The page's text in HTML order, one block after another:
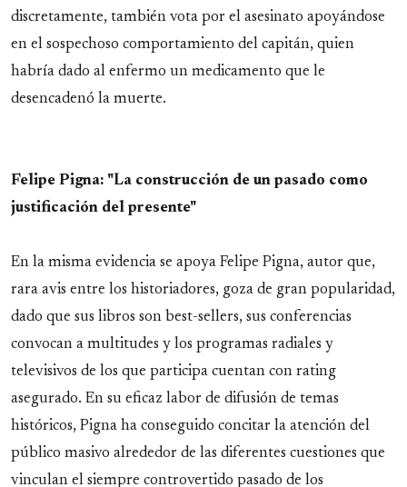
discretamente, también vota por el asesinato apoyándose
en el sospechoso comportamiento del capitán, quien
habría dado al enfermo un medicamento que le
desencadenó la muerte.
Felipe Pigna: "La construcción de un pasado como
justificación del presente"
En la misma evidencia se apoya Felipe Pigna, autor que,
rara avis entre los historiadores, goza de gran popularidad,
dado que sus libros son best-sellers, sus conferencias
convocan a multitudes y los programas radiales y
televisivos de los que participa cuentan con rating
asegurado. En su eficaz labor de difusión de temas
históricos, Pigna ha conseguido concitar la atención del
público masivo alrededor de las diferentes cuestiones que
vinculan el siempre controvertido pasado de los